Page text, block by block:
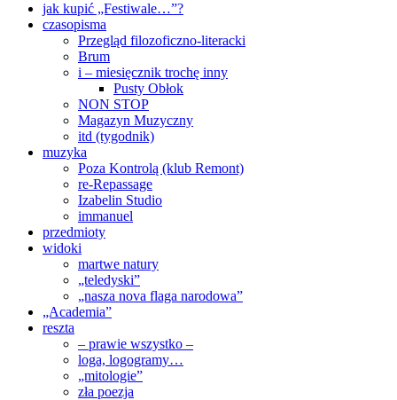
jak kupić „Festiwale…”?
czasopisma
Przegląd filozoficzno-literacki
Brum
i – miesięcznik trochę inny
Pusty Obłok
NON STOP
Magazyn Muzyczny
itd (tygodnik)
muzyka
Poza Kontrolą (klub Remont)
re-Repassage
Izabelin Studio
immanuel
przedmioty
widoki
martwe natury
„teledyski”
„nasza nova flaga narodowa”
„Academia”
reszta
– prawie wszystko –
loga, logogramy…
„mitologie”
zła poezja